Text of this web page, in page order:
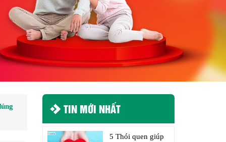
TIN MỚI NHẤT
5 Thói quen giúp